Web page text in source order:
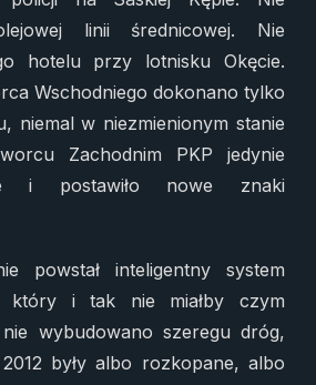
linii średnicowej. Nie
hotelu przy lotnisku Okęcie.
Wschodniego dokonano tylko
niemal w niezmienionym stanie
Zachodnim PKP jedynie
i postawiło nowe znaki
powstał inteligentny system
który i tak nie miałby czym
wybudowano szeregu dróg,
były albo rozkopane, albo